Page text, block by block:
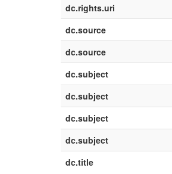
dc.rights.uri
dc.source
dc.source
dc.subject
dc.subject
dc.subject
dc.subject
dc.title